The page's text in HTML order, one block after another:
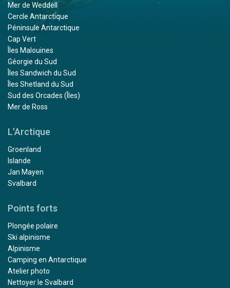
Mer de Weddell
Cercle Antarctique
Péninsule Antarctique
Cap Vert
Îles Malouines
Géorgie du Sud
Îles Sandwich du Sud
Îles Shetland du Sud
Sud des Orcades (Îles)
Mer de Ross
L'Arctique
Groenland
Islande
Jan Mayen
Svalbard
Points forts
Plongée polaire
Ski alpinisme
Alpinisme
Camping en Antarctique
Atelier photo
Nettoyer le Svalbard